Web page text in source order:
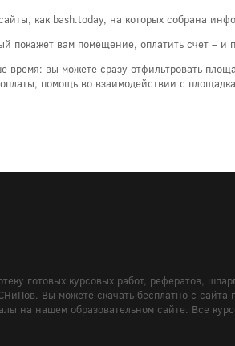
как bash.today, на которых собрана
покажет вам помещение, оплатить счет – и
вы можете сразу отфильтровать
помощь во взаимодействии с
готовых курсовых работ, рефератов,
Вы можете скачать бесплатно с
нашем образовательном сайте. Все